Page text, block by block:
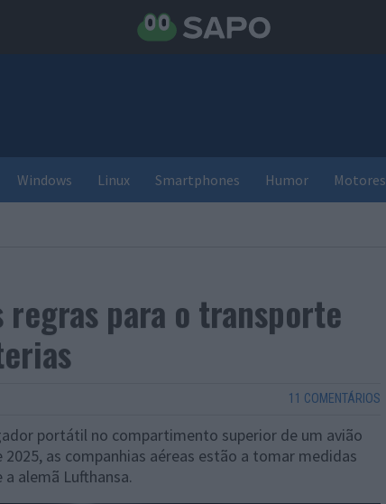
Windows Linux Smartphones Humor Motores
para o transporte
11 COMENTÁRIOS
portátil no compartimento superior de um avião
as companhias aéreas estão a tomar medidas
alemã Lufthansa.